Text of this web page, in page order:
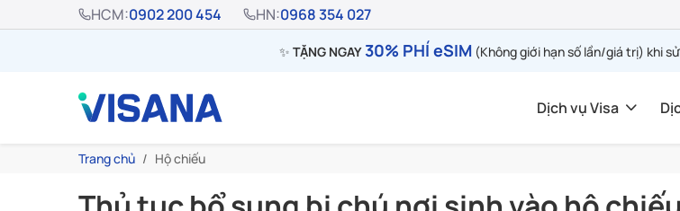
HCM:0902 200 454 HN:0968 354 027
✨ TẶNG NGAY30% PHÍ eSIM (Không giới hạn số lần/giá trị) khi
Dịch vụ Visa
Trang chủ Hộ chiếu